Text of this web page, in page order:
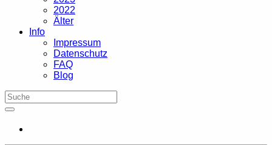
2022
Älter
Info
Impressum
Datenschutz
FAQ
Blog